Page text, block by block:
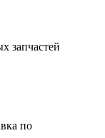
запчастей
по